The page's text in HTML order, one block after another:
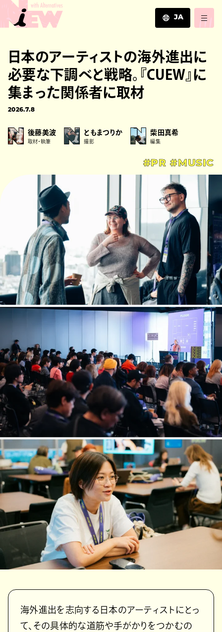
JA
EN
日本のアーティストの海外進出に
必要な下調べと戦略。『CUEW』に
集まった関係者に取材
2026.7.8
後藤美波
取材・執筆
ともまつりか
撮影
柴田真希
編集
#PR #MUSIC
海外進出を志向する日本のアーティストにとっ
て、その具体的な道筋や手がかりをつかむの